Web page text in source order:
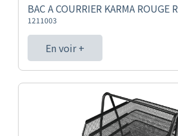
BAC A COURRIER KARMA ROUGE
1211003
En voir +